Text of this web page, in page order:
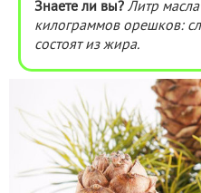
Знаете ли вы? Литр
килограммов орешков:
состоят из жира.